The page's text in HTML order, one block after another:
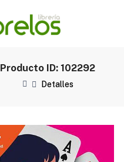
Producto ID: 102292
Detalles